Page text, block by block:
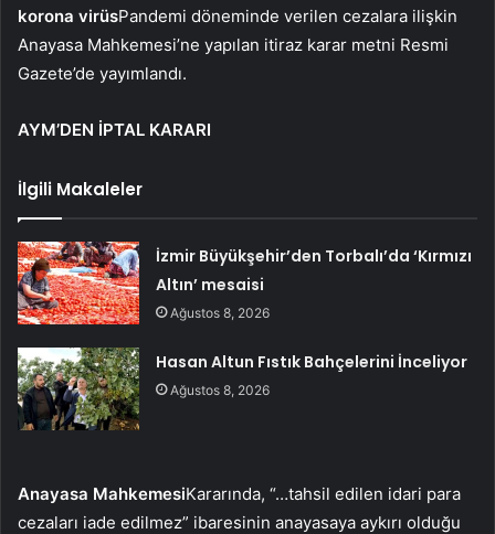
korona virüsPandemi döneminde verilen cezalara ilişkin
Anayasa Mahkemesi’ne yapılan itiraz karar metni Resmi
Gazete’de yayımlandı.
AYM’DEN İPTAL KARARI
İlgili Makaleler
İzmir Büyükşehir’den Torbalı’da ‘Kırmızı
Altın’ mesaisi
Ağustos 8, 2026
Hasan Altun Fıstık Bahçelerini İnceliyor
Ağustos 8, 2026
Anayasa MahkemesiKararında, “…tahsil edilen idari para
cezaları iade edilmez” ibaresinin anayasaya aykırı olduğu